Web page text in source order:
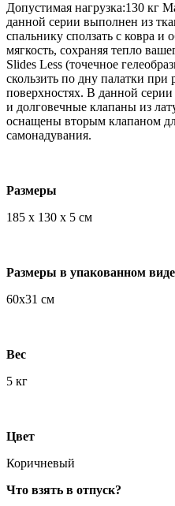
Допустимая нагрузка:130 кг
данной серии выполнен из
спальнику сползать с ковра и
мягкость, сохраняя тепло
Slides Less (точечное
скользить по дну палатки
поверхностях. В данной
и долговечные клапаны из
оснащены вторым клапаном
самонадувания.
Размеры
185 х 130 х 5 см
Размеры в упакованном виде
60х31 см
Вес
5 кг
Цвет
Коричневый
Что взять в отпуск?